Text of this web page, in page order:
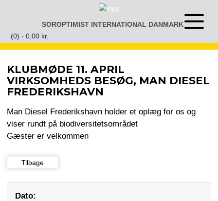
SOROPTIMIST INTERNATIONAL DANMARKÅben
menu
(0) - 0,00 kr.
KLUBMØDE 11. APRIL
VIRKSOMHEDS BESØG, MAN DIESEL
FREDERIKSHAVN
Man Diesel Frederikshavn holder et oplæg for os og
viser rundt på biodiversitetsområdet
Gæster er velkommen
Tilbage
Dato: